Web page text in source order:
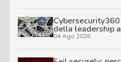
della leadership
04 Ago 2026